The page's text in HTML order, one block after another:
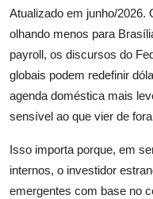
Investimentos
Seguro de Vida
Motores do Brasil
Atualizado em junho/
olhando menos para
payroll, os discursos do
globais podem redefinir
agenda doméstica mais
sensível ao que vier de
Isso importa porque, em
internos, o investidor
emergentes com base no